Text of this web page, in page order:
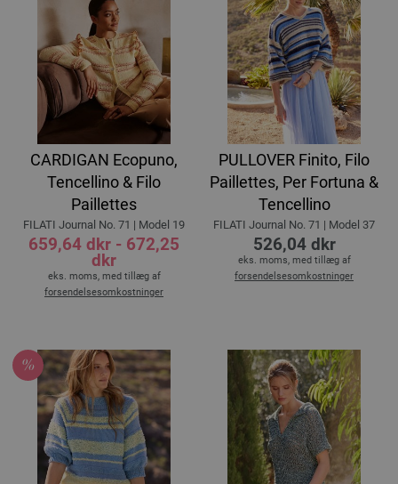
CARDIGAN Ecopuno,
Tencellino & Filo
Paillettes
FILATI Journal No. 71 | Model 19
659,64 dkr - 672,25
dkr
eks. moms, med tillæg af
forsendelsesomkostninger
PULLOVER Finito, Filo
Paillettes, Per Fortuna &
Tencellino
FILATI Journal No. 71 | Model 37
526,04 dkr
eks. moms, med tillæg af
forsendelsesomkostninger